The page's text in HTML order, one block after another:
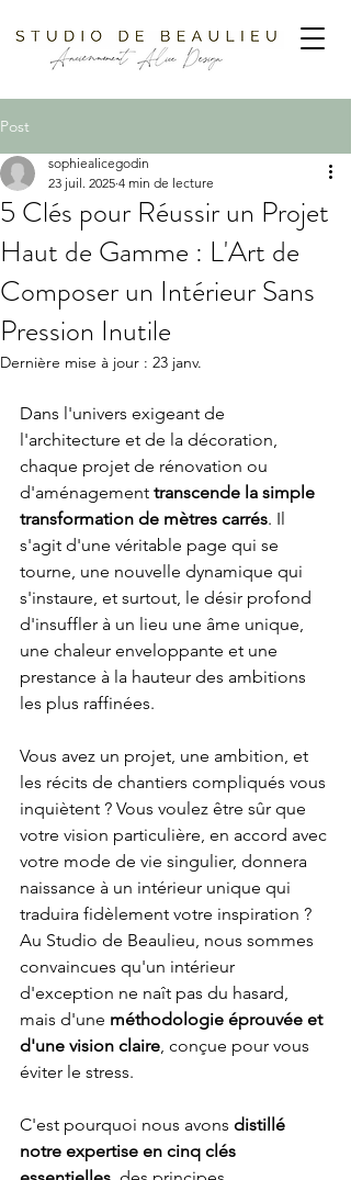
Post
5 Clés pour Réussir un Projet
Haut de Gamme : L'Art de
Composer un Intérieur Sans
Pression Inutile
sophiealicegodin
23 juil. 2025 4 min de lecture
Dernière mise à jour : 23 janv.
Dans l'univers exigeant de
l'architecture et de la décoration,
chaque projet de rénovation ou
d'aménagement transcende la simple
transformation de mètres carrés. Il
s'agit d'une véritable page qui se
tourne, une nouvelle dynamique qui
s'instaure, et surtout, le désir profond
d'insuffler à un lieu une âme unique,
une chaleur enveloppante et une
prestance à la hauteur des ambitions
les plus raffinées.
Vous avez un projet, une ambition, et
les récits de chantiers compliqués vous
inquiètent ? Vous voulez être sûr que
votre vision particulière, en accord avec
votre mode de vie singulier, donnera
naissance à un intérieur unique qui
traduira fidèlement votre inspiration ?
Au Studio de Beaulieu, nous sommes
convaincues qu'un intérieur
d'exception ne naît pas du hasard,
mais d'une méthodologie éprouvée et
d'une vision claire, conçue pour vous
éviter le stress.
C'est pourquoi nous avons distillé
notre expertise en cinq clés